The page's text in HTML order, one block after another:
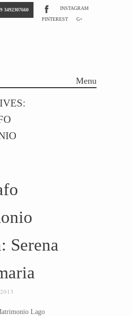
3492307660
INSTAGRAM
PINTEREST
G+
Menu
Serena
Lago